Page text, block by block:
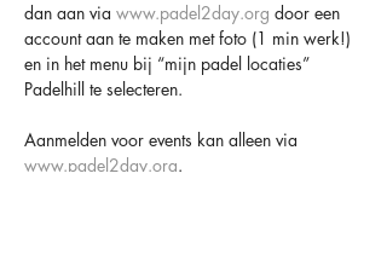
dan aan via www.padel2day.org door een
account aan te maken met foto (1 min werk!)
en in het menu bij “mijn padel locaties”
Padelhill te selecteren.
Aanmelden voor events kan alleen via
www.padel2day.org.